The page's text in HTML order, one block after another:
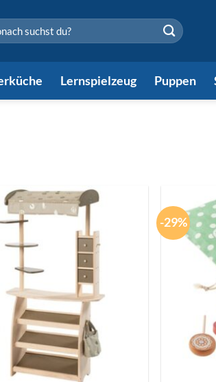
Lernspielzeug Puppen
-29%